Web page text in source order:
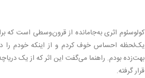
کولوسئوم اثری به‌جامانده از قرون‌وسطی است که
یک‌لحظه احساس خوف کردم و از اینکه خودم را
بهت‌زده بودم. راهنما می‌گفت این اثر که از یک
قرار گرفته.